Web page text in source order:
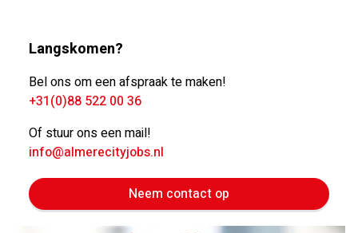
Langskomen?
Bel ons om een afspraak te maken!
+31(0)88 522 00 36
Of stuur ons een mail!
info@almerecityjobs.nl
Neem contact op